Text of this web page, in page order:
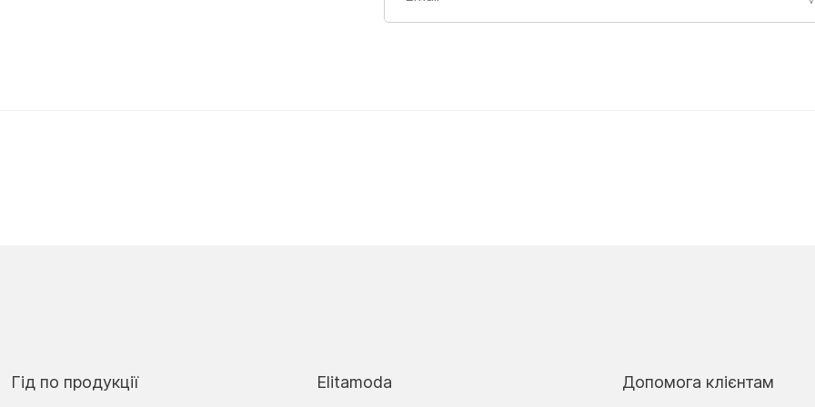
Гід по продукції Elitamoda Допомога клієнтам